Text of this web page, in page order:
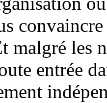
malgré les
entrée